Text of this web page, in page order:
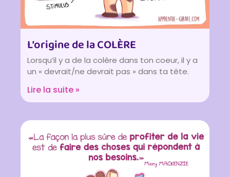
L’origine de la COLÈRE
Lorsqu’il y a de la colère dans ton coeur, il y a
un « devrait/ne devrait pas » dans ta tête.
Lire la suite »